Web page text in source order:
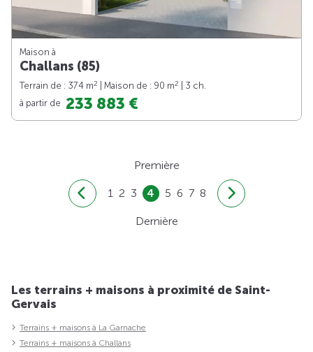
Maison à
Challans (85)
Terrain de : 374 m2 | Maison de : 90 m2
| 3 ch.
à partir de 233 883 €
Première
1 2 3 4 5 6 7 8
Dernière
Les terrains + maisons à proximité de Saint-
Gervais
Terrains + maisons à La Garnache
Terrains + maisons à Challans